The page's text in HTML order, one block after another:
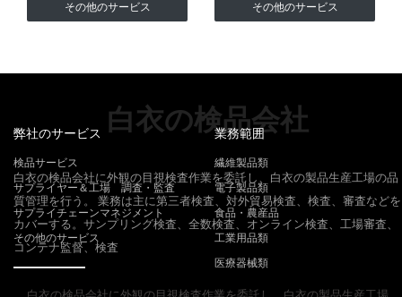
その他のサービス その他のサービス
白衣の検品会社
白衣の検品会社に外観の目視検査作業を委託し、白衣の製品生産工場の品
質管理を行う。 業務は主に第三者検査、対外貿易検査、検査、審査などを
カバーする。サンプリング検査、全数検査、オンライン検査、工場審査、
コンテナ監督、検査
弊社のサービス
検品サービス
サプライヤー＆工場 調査・監査
サプライチェーンマネジメント
その他のサービス
業務範囲
繊維製品類
電子製品類
食品・農産品
工業用品類
医療器械類